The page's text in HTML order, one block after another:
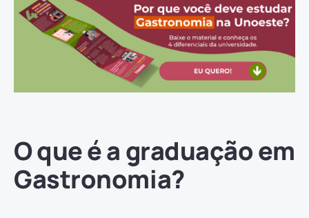
O que é a graduação em
Gastronomia?